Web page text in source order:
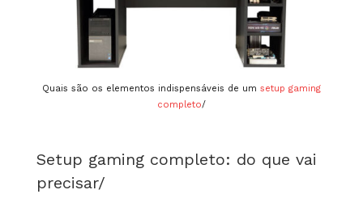
Quais são os elementos indispensáveis de um setup gaming
completo/
Setup gaming completo: do que vai
precisar/